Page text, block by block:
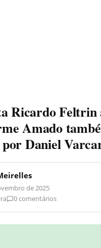
Ricardo
Amado
Daniel
de 2025
0 comentários